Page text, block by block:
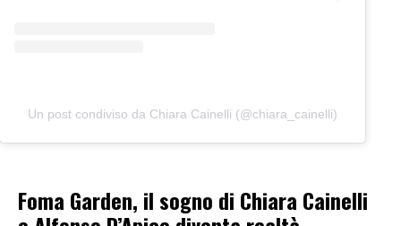
Un post condiviso da Chiara Cainelli (@chiara_cainelli)
Foma Garden, il sogno di Chiara Cainelli